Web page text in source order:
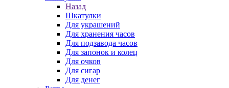
Назад
Шкатулки
Для украшений
Для хранения часов
Для подзавода часов
Для запонок и колец
Для очков
Для сигар
Для денег